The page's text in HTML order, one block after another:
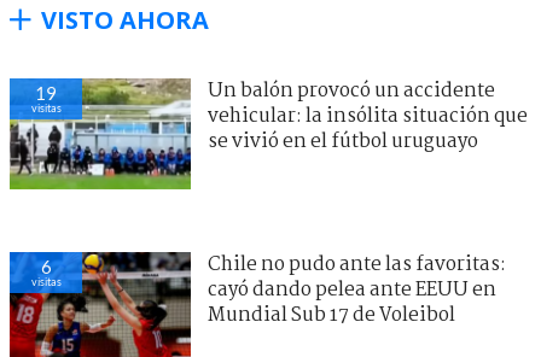
VISTO AHORA
19
visitas
Un balón provocó un accidente
vehicular: la insólita situación que
se vivió en el fútbol uruguayo
6
visitas
Chile no pudo ante las favoritas:
cayó dando pelea ante EEUU en
Mundial Sub 17 de Voleibol